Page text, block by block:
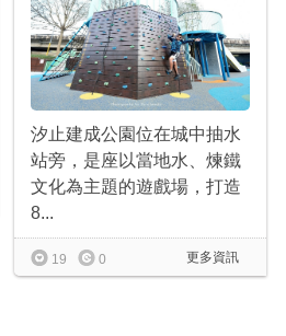
汐止建成公園位在城中抽水
站旁，是座以當地水、煉鐵
文化為主題的遊戲場，打造
8...
更多資訊
19 0